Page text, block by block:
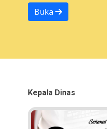
Buka
Kepala Dinas